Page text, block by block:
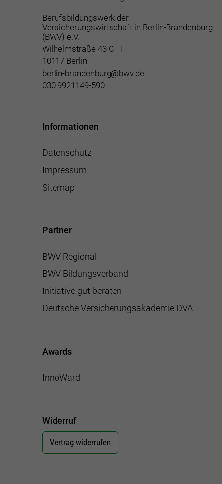
Berufsbildungswerk der
Versicherungswirtschaft in Berlin-Brandenburg
(BWV) e.V.
Wilhelmstraße 43 G - I
10117 Berlin
berlin-brandenburg@bwv.de
030 9921149-590
Informationen
Datenschutz
Impressum
Sitemap
Partner
BWV Regional
BWV Bildungsverband
Initiative gut beraten
Deutsche Versicherungsakademie DVA
Awards
InnoWard
Widerruf
Vertrag widerrufen